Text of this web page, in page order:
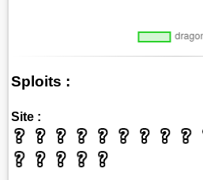
Sploits :
Site :